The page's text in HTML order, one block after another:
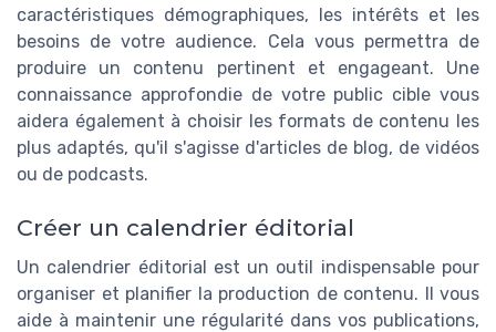
caractéristiques démographiques, les intérêts et les
besoins de votre audience. Cela vous permettra de
produire un contenu pertinent et engageant. Une
connaissance approfondie de votre public cible vous
aidera également à choisir les formats de contenu les
plus adaptés, qu'il s'agisse d'articles de blog, de vidéos
ou de podcasts.
Créer un calendrier éditorial
Un calendrier éditorial est un outil indispensable pour
organiser et planifier la production de contenu. Il vous
aide à maintenir une régularité dans vos publications,